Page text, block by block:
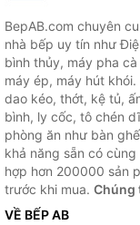
BepAB.com chuyên
nhà bếp uy tín như
bình thủy, máy pha
máy ép, máy hút
dao kéo, thớt, kệ tủ,
bình, ly cốc, tô chén
phòng ăn như bàn
khả năng sẵn có
hợp hơn 200000 sản
trước khi mua. Chúng
VỀ BẾP AB